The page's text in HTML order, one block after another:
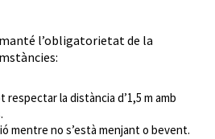
l’obligatorietat de la
respectar la distància d’1,5 m amb
mentre no s’està menjant o bevent.